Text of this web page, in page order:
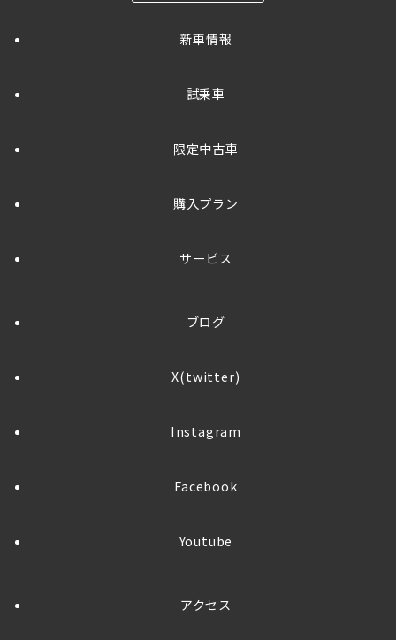
新車情報
試乗車
限定中古車
購入プラン
サービス
ブログ
X(twitter)
Instagram
Facebook
Youtube
アクセス